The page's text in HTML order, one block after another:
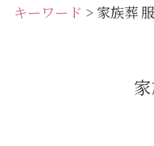
キーワード > 家族葬